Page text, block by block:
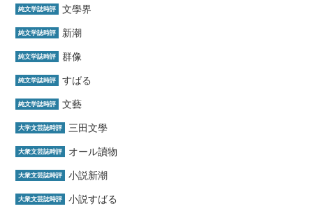
純文学誌時評 文學界
純文学誌時評 新潮
純文学誌時評 群像
純文学誌時評 すばる
純文学誌時評 文藝
大学文芸誌時評 三田文學
大衆文芸誌時評 オール讀物
大衆文芸誌時評 小説新潮
大衆文芸誌時評 小説すばる